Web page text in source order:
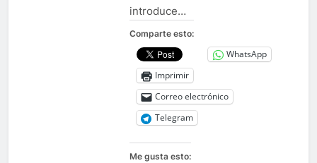
introduce…
Comparte esto:
WhatsApp
Imprimir
Correo electrónico
Telegram
Me gusta esto: